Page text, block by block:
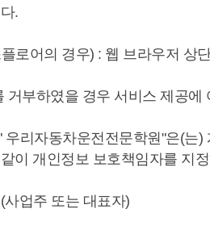
.
로어의 경우) : 웹 브라우저 상
거부하였을 경우 서비스 제공에
우리자동차운전전문학원"은(
이 개인정보 보호책임자를 지
업주 또는 대표자)